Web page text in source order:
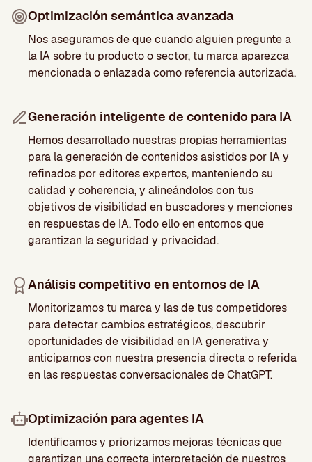
Optimización semántica avanzada
Nos aseguramos de que cuando alguien pregunte a
la IA sobre tu producto o sector, tu marca aparezca
mencionada o enlazada como referencia autorizada.
Generación inteligente de contenido para IA
Hemos desarrollado nuestras propias herramientas
para la generación de contenidos asistidos por IA y
refinados por editores expertos, manteniendo su
calidad y coherencia, y alineándolos con tus
objetivos de visibilidad en buscadores y menciones
en respuestas de IA. Todo ello en entornos que
garantizan la seguridad y privacidad.
Análisis competitivo en entornos de IA
Monitorizamos tu marca y las de tus competidores
para detectar cambios estratégicos, descubrir
oportunidades de visibilidad en IA generativa y
anticiparnos con nuestra presencia directa o referida
en las respuestas conversacionales de ChatGPT.
Optimización para agentes IA
Identificamos y priorizamos mejoras técnicas que
garantizan una correcta interpretación de nuestros